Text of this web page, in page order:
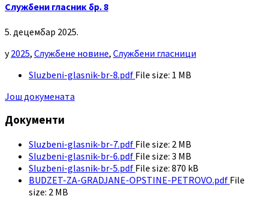
Службени гласник бр. 8
5. децембар 2025.
у2025, Службене новине, Службени гласници
Sluzbeni-glasnik-br-8.pdf File size: 1 MB
Још докумената
Документи
Sluzbeni-glasnik-br-7.pdf File size: 2 MB
Sluzbeni-glasnik-br-6.pdf File size: 3 MB
Sluzbeni-glasnik-br-5.pdf File size: 870 kB
BUDZET-ZA-GRADJANE-OPSTINE-PETROVO.pdf File
size: 2 MB